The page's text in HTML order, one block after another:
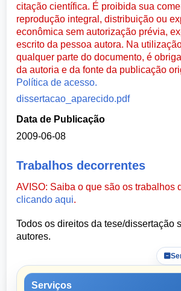
citação científica. É proibida sua
reprodução integral, distribuição ou
econômica sem autorização prévia,
escrito da pessoa autora. Na
qualquer parte do documento, é
da autoria e da fonte da publicação
Política de acesso.
dissertacao_aparecido.pdf
Data de Publicação
2009-06-08
Trabalhos decorrentes
AVISO: Saiba o que são os trabalhos
clicando aqui.
Todos os direitos da tese/dissertação
autores.
Serviços